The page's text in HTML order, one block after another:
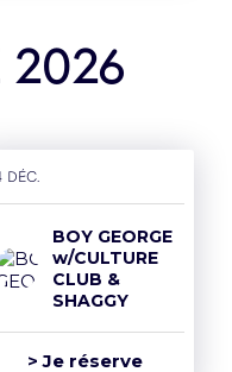
déc.
BOY GEORGE
w/CULTURE
CLUB &
SHAGGY
> Je réserve